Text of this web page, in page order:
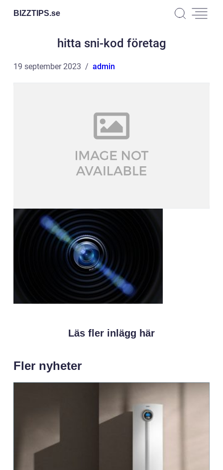
BIZZTIPS.se
hitta sni-kod företag
19 september 2023 admin
Läs fler inlägg här
Fler nyheter